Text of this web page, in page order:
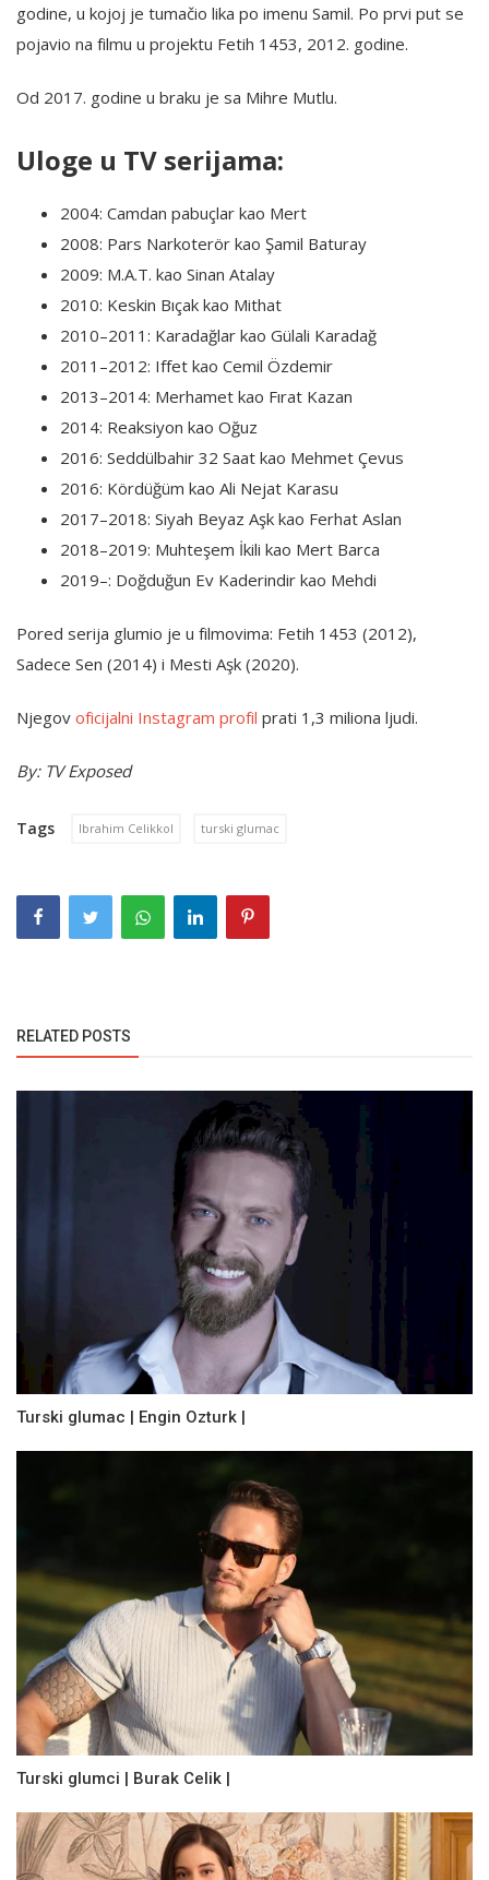
godine, u kojoj je tumačio lika po imenu Samil. Po prvi put se
pojavio na filmu u projektu Fetih 1453, 2012. godine.
Od 2017. godine u braku je sa Mihre Mutlu.
Uloge u TV serijama:
2004: Camdan pabuçlar kao Mert
2008: Pars Narkoterör kao Şamil Baturay
2009: M.A.T. kao Sinan Atalay
2010: Keskin Bıçak kao Mithat
2010–2011: Karadağlar kao Gülali Karadağ
2011–2012: Iffet kao Cemil Özdemir
2013–2014: Merhamet kao Fırat Kazan
2014: Reaksiyon kao Oğuz
2016: Seddülbahir 32 Saat kao Mehmet Çevus
2016: Kördüğüm kao Ali Nejat Karasu
2017–2018: Siyah Beyaz Aşk kao Ferhat Aslan
2018–2019: Muhteşem İkili kao Mert Barca
2019–: Doğduğun Ev Kaderindir kao Mehdi
Pored serija glumio je u filmovima: Fetih 1453 (2012),
Sadece Sen (2014) i Mesti Aşk (2020).
Njegov oficijalni Instagram profil prati 1,3 miliona ljudi.
By: TV Exposed
Tags Ibrahim Celikkol turski glumac
RELATED POSTS
Turski glumac | Engin Ozturk |
Turski glumci | Burak Celik |